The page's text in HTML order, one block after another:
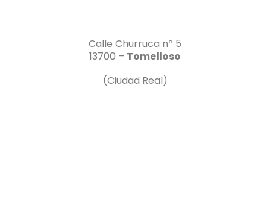
Calle Churruca nº 5
13700 – Tomelloso
(Ciudad Real)